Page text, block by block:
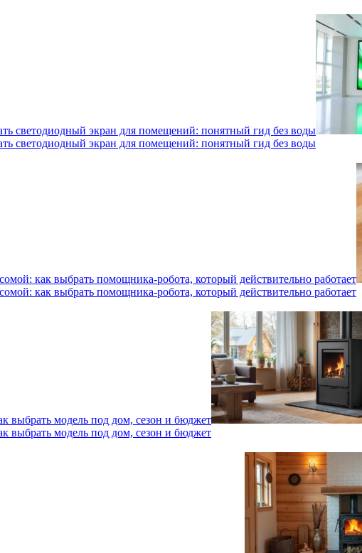
светодиодный экран для помещений: понятный гид без воды
светодиодный экран для помещений: понятный гид без воды
как выбрать помощника‑робота, который действительно работает
как выбрать помощника‑робота, который действительно работает
выбрать модель под дом, сезон и бюджет
выбрать модель под дом, сезон и бюджет